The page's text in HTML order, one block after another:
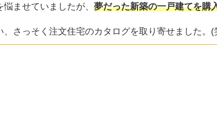
ませていましたが、 夢だった新築の一戸建てを購
さっそく注文住宅のカタログを取り寄せました。(